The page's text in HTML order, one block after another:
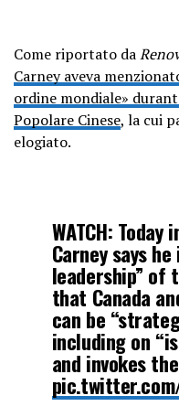
Come riportato da
Carney aveva
ordine mondiale»
Popolare Cinese, la cui
elogiato.
WATCH:
Carney says
leadership” of
that Canada
can be
including on
and invokes